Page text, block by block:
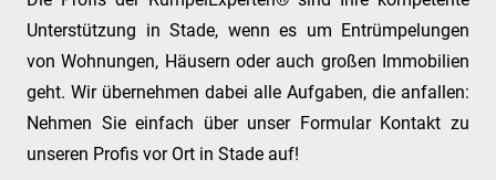
Unterstützung in Stade, wenn es um Entrümpelungen
von Wohnungen, Häusern oder auch großen Immobilien
geht. Wir übernehmen dabei alle Aufgaben, die anfallen:
Nehmen Sie einfach über unser Formular Kontakt zu
unseren Profis vor Ort in Stade auf!